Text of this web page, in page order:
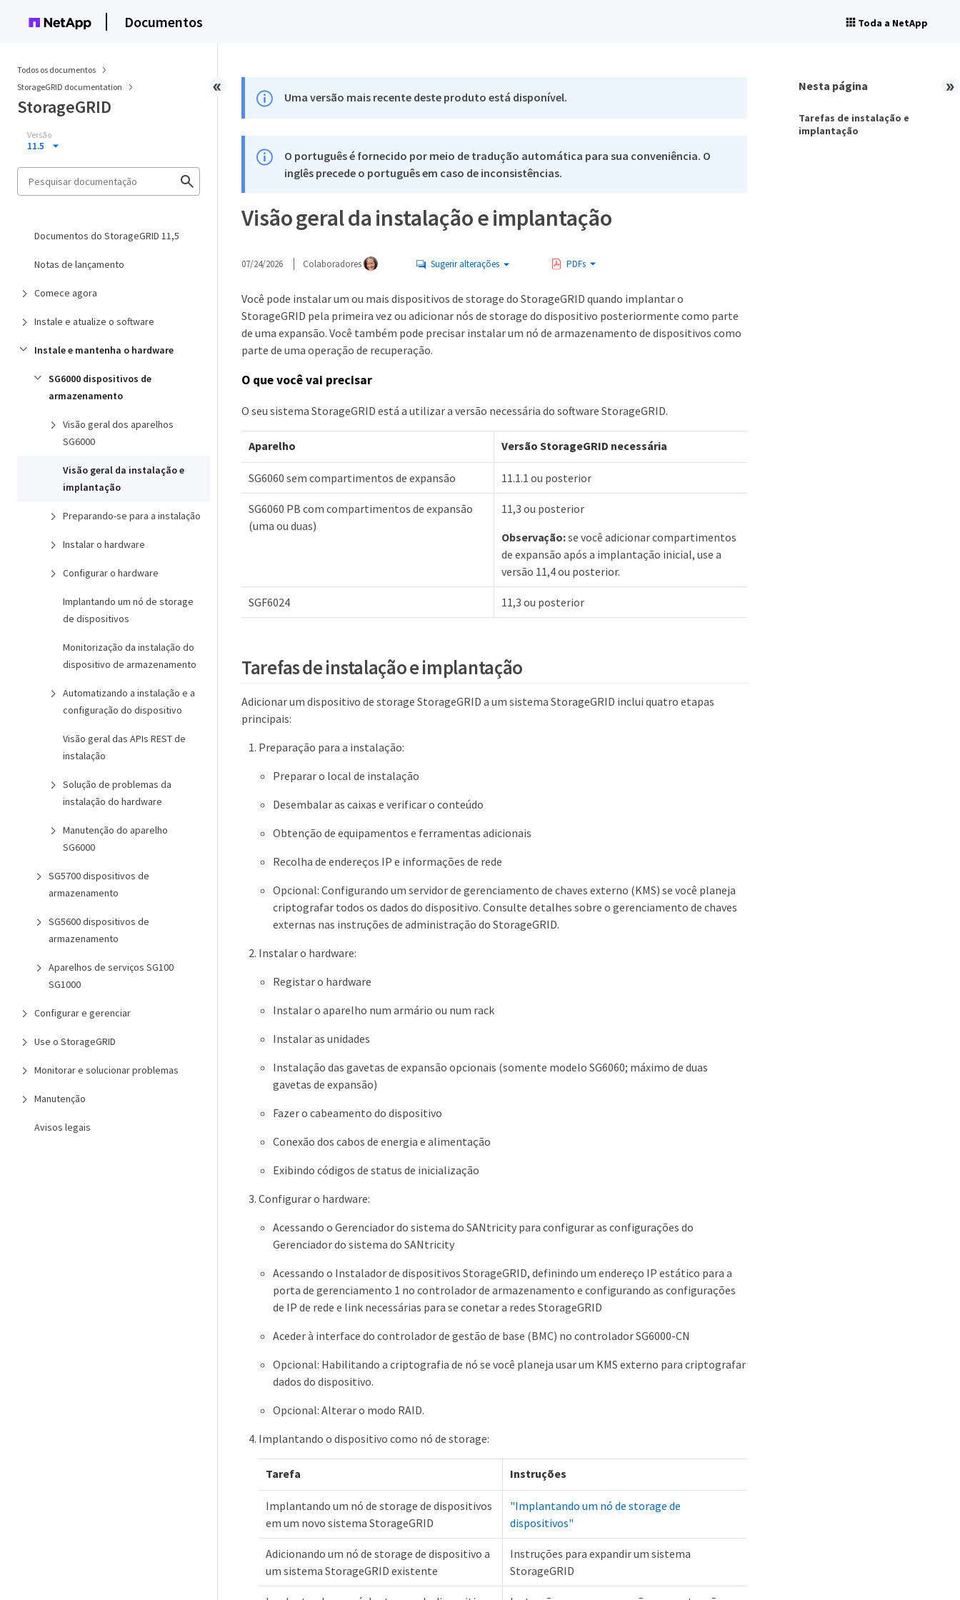
Documentos Toda a NetApp
Todos os documentos
StorageGRID documentation
StorageGRID
Versão
11.5
Documentos do StorageGRID 11,5
Notas de lançamento
Comece agora
Instale e atualize o software
Instale e mantenha o hardware
SG6000 dispositivos de
armazenamento
Visão geral dos aparelhos
SG6000
Visão geral da instalação e
implantação
Preparando-se para a instalação
Instalar o hardware
Configurar o hardware
Implantando um nó de storage
de dispositivos
Monitorização da instalação do
dispositivo de armazenamento
Automatizando a instalação e a
configuração do dispositivo
Visão geral das APIs REST de
instalação
Solução de problemas da
instalação do hardware
Manutenção do aparelho
SG6000
SG5700 dispositivos de
armazenamento
SG5600 dispositivos de
armazenamento
Aparelhos de serviços SG100
SG1000
Configurar e gerenciar
Use o StorageGRID
Monitorar e solucionar problemas
Manutenção
Avisos legais
Uma versão mais recente deste produto está disponível.
O português é fornecido por meio de tradução automática para sua conveniência. O
inglês precede o português em caso de inconsistências.
Visão geral da instalação e implantação
07/24/2026 Colaboradores Sugerir alterações PDFs
Você pode instalar um ou mais dispositivos de storage do StorageGRID quando implantar o
StorageGRID pela primeira vez ou adicionar nós de storage do dispositivo posteriormente como parte
de uma expansão. Você também pode precisar instalar um nó de armazenamento de dispositivos como
parte de uma operação de recuperação.
O que você vai precisar
O seu sistema StorageGRID está a utilizar a versão necessária do software StorageGRID.
Aparelho Versão StorageGRID necessária
SG6060 sem compartimentos de expansão 11.1.1 ou posterior
SG6060 PB com compartimentos de expansão
(uma ou duas)
11,3 ou posterior
Observação:se você adicionar compartimentos
de expansão após a implantação inicial, use a
versão 11,4 ou posterior.
SGF6024 11,3 ou posterior
Tarefas de instalação e implantação
Adicionar um dispositivo de storage StorageGRID a um sistema StorageGRID inclui quatro etapas
principais:
Preparação para a instalação:
Preparar o local de instalação
Desembalar as caixas e verificar o conteúdo
Obtenção de equipamentos e ferramentas adicionais
Recolha de endereços IP e informações de rede
Opcional: Configurando um servidor de gerenciamento de chaves externo (KMS) se você planeja
criptografar todos os dados do dispositivo. Consulte detalhes sobre o gerenciamento de chaves
externas nas instruções de administração do StorageGRID.
Instalar o hardware:
Registar o hardware
Instalar o aparelho num armário ou num rack
Instalar as unidades
Instalação das gavetas de expansão opcionais (somente modelo SG6060; máximo de duas
gavetas de expansão)
Fazer o cabeamento do dispositivo
Conexão dos cabos de energia e alimentação
Exibindo códigos de status de inicialização
Configurar o hardware:
Acessando o Gerenciador do sistema do SANtricity para configurar as configurações do
Gerenciador do sistema do SANtricity
Acessando o Instalador de dispositivos StorageGRID, definindo um endereço IP estático para a
porta de gerenciamento 1 no controlador de armazenamento e configurando as configurações
de IP de rede e link necessárias para se conetar a redes StorageGRID
Aceder à interface do controlador de gestão de base (BMC) no controlador SG6000-CN
Opcional: Habilitando a criptografia de nó se você planeja usar um KMS externo para criptografar
dados do dispositivo.
Opcional: Alterar o modo RAID.
Implantando o dispositivo como nó de storage:
Tarefa Instruções
Implantando um nó de storage de dispositivos
em um novo sistema StorageGRID
"Implantando um nó de storage de
dispositivos"
Adicionando um nó de storage de dispositivo a
um sistema StorageGRID existente
Instruções para expandir um sistema
StorageGRID
Nesta página
Tarefas de instalação e
implantação